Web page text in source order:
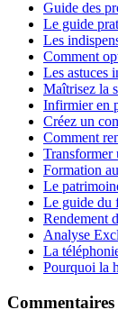
Guide des
Le guide
Les
Comment
Les astuces
Maîtrisez la
Infirmier en
Créez un
Comment
Transformer
Formation
Le
Le guide du
Rendement
Analyse
La
Pourquoi la
Commentaires